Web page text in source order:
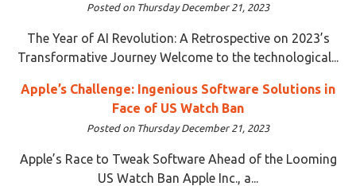
Posted on Thursday December 21, 2023
The Year of AI Revolution: A Retrospective on 2023’s
Transformative Journey Welcome to the technological...
Apple’s Challenge: Ingenious Software Solutions in
Face of US Watch Ban
Posted on Thursday December 21, 2023
Apple’s Race to Tweak Software Ahead of the Looming
US Watch Ban Apple Inc., a...